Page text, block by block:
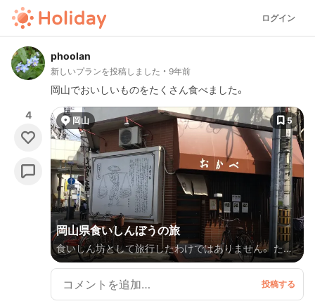
ログイン
phoolan
新しいプランを投稿しました 9年前
岡山でおいしいものをたくさん食べました。
4 岡山 5
岡山県食いしんぼうの旅
食いしん坊として旅行したわけではありません。 た
だ、帰って来てから、食べ物の写真しかなかっただけで
す。（ちゃんと観光地もめぐりました。） 行った場所と
行きたかった場所。